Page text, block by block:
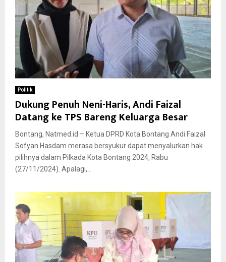
Politik
Dukung Penuh Neni-Haris, Andi Faizal
Datang ke TPS Bareng Keluarga Besar
Bontang, Natmed.id – Ketua DPRD Kota Bontang Andi Faizal
Sofyan Hasdam merasa bersyukur dapat menyalurkan hak
pilihnya dalam Pilkada Kota Bontang 2024, Rabu
(27/11/2024). Apalagi,...